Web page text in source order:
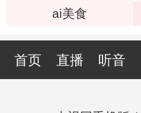
ai美食
首页 直播 听音